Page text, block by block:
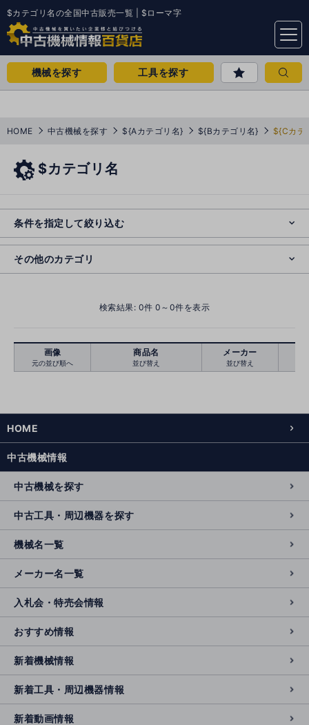
$カテゴリ名の全国中古販売一覧 | $ローマ字
menu
機械を探す 工具を探す
HOME 中古機械を探す ${Aカテゴリ名} ${Bカテゴリ名} ${Cカテ
$カテゴリ名
条件を指定して絞り込む
絞り込む クリア
その他のカテゴリ
o
s
e
検索結果: 0件 0～0件を表示
画像
元の並び順へ
商品名
並び替え
メーカー
並び替え
HOME
中古機械情報
中古機械を探す
中古工具・周辺機器を探す
機械名一覧
メーカー名一覧
入札会・特売会情報
おすすめ情報
新着機械情報
新着工具・周辺機器情報
新着動画情報